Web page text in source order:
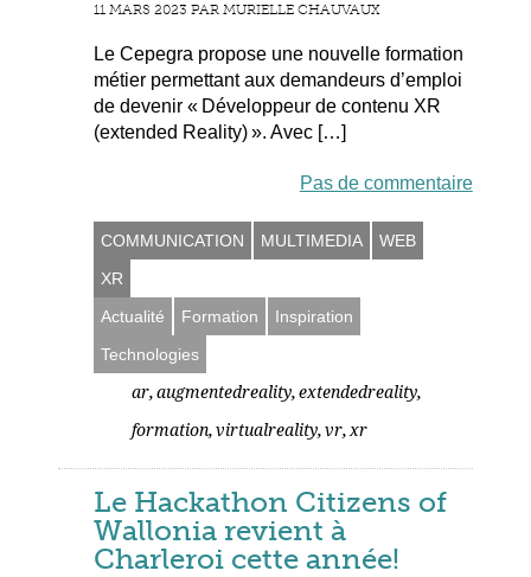
11 MARS 2023 PAR MURIELLE CHAUVAUX
Le Cepegra propose une nouvelle formation
métier permettant aux demandeurs d’emploi
de devenir « Développeur de contenu XR
(extended Reality) ». Avec […]
Pas de commentaire
COMMUNICATION MULTIMEDIA
WEB
XR
Actualité
Formation
Inspiration
Technologies
ar, augmentedreality, extendedreality,
formation, virtualreality, vr, xr
Le Hackathon Citizens of
Wallonia revient à
Charleroi cette année!